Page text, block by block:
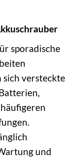
sporadische
sich versteckte
und